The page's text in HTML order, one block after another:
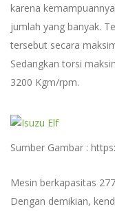
karena
jumlah yang banyak.
tersebut secara
Sedangkan torsi
3200 Kgm/rpm.
Sumber Gambar :
Mesin berkapasitas
Dengan demikian,